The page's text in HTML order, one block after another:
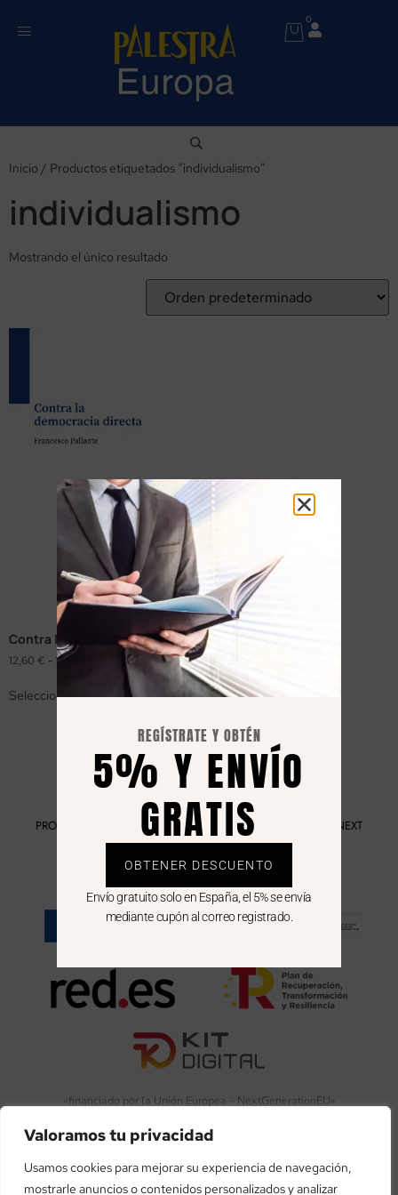
Valoramos tu privacidad
Usamos cookies para mejorar su experiencia de navegación,
mostrarle anuncios o contenidos personalizados y analizar
0
Inicio / Productos etiquetados “individualismo”
individualismo
Mostrando el único resultado
Contra la democracia directa
12,60 € - 18,00
Seleccionar opciones
PROGRAMA KIT DIGITAL FINANCIADO POR LOS FONDOS NEXT
GENERATION DEL MECANISMO DE RECUPERACIÓN Y
RESILIENCIA
«financiado por la Unión Europea – NextGenerationEU»
«Financiado por la Unión Europea – NextGenerationEU. Sin
embargo, los puntos de vista y las opiniones expresadas son
únicamente los del autor o autores y no reflejan necesariamente
REGÍSTRATE Y OBTÉN
5% Y ENVÍO
GRATIS
OBTENER DESCUENTO
Envío gratuito solo en España, el 5% se envía
mediante cupón al correo registrado.